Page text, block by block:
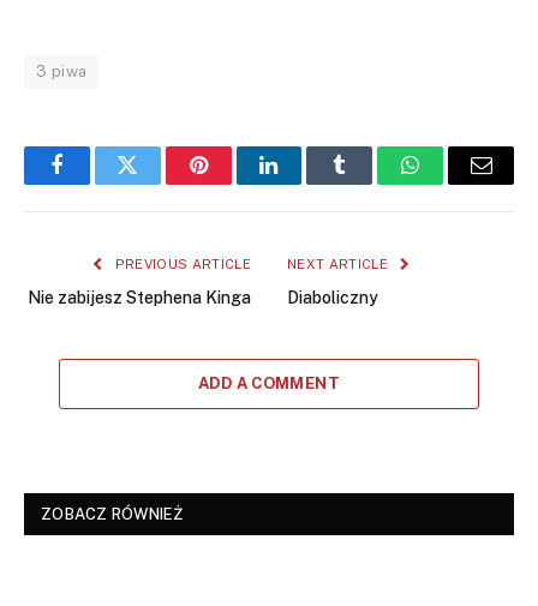
3 piwa
FacebookTwitter PinterestLinkedInTumblr WhatsAppEmail
PREVIOUS ARTICLE
Nie zabijesz Stephena Kinga
NEXT ARTICLE
Diaboliczny
ADD A COMMENT
ZOBACZ RÓWNIEŻ